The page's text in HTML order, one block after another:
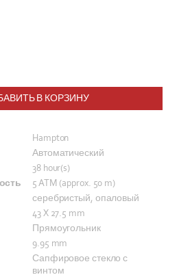
В КОРЗИНУ
Hampton
Автоматический
38 hour(s)
5 ATM (approx. 50 m)
серебристый, опаловый
43 X 27.5 mm
Прямоугольник
9.95 mm
Сапфировое стекло с
винтом